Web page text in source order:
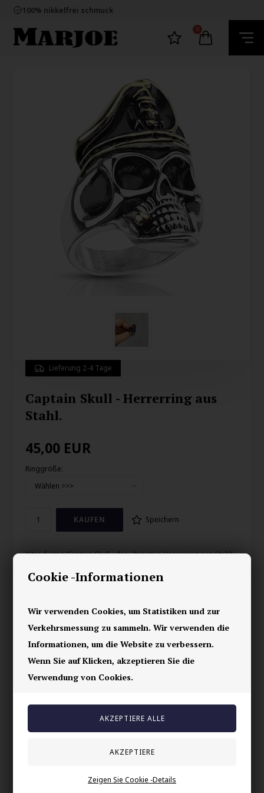
Cookie -Informationen
Wir verwenden Cookies, um Statistiken und zur
Verkehrsmessung zu sammeln. Wir verwenden die
Informationen, um die Website zu verbessern.
Wenn Sie auf Klicken, akzeptieren Sie die
Verwendung von Cookies.
Zeigen Sie Cookie -Details
100% nikkelfrei schmuck
60 Tage Rückgabe
E-mark webshop
100% nikkelfrei schmuck
0
Lieferung 2-4 Tage
Captain Skull - Herrerring aus
Stahl.
45,00 EUR
Ringgröße:
Speichern
Introducing Captain Skull - der ultimative Herrerring aus Stahl!
Dieser Bikerring ist nicht nur groß und schön, er ist auch
absolut einzigartig mit seinem coolen Skull-Design.
rostfrei macht.
Erhältlich in Schwarz oder Glänzend. Perfekt für jeden Biker
oder abenteuerlustigen Herren!
Ihre Sicherheit
100% nikkelfrei schmuck